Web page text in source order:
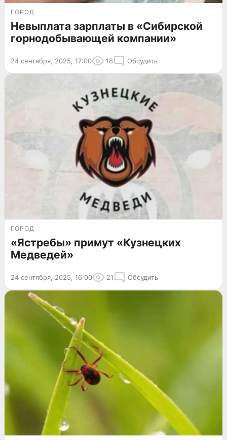
ГОРОД
Невыплата зарплаты в «Сибирской
горнодобывающей компании»
24 сентября, 2025, 17:00 18 Обсудить
ГОРОД
«Ястребы» примут «Кузнецких
Медведей»
24 сентября, 2025, 16:00 21 Обсудить